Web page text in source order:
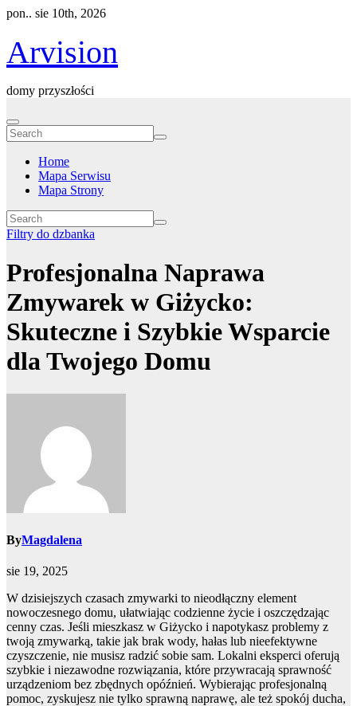
Skip
content
pon.. sie 10th, 2026
Arvision
domy przyszłości
Home
Mapa Serwisu
Mapa Strony
Filtry do dzbanka
Profesjonalna Naprawa
Zmywarek w Giżycko:
Skuteczne i Szybkie Wsparcie
dla Twojego Domu
ByMagdalena
sie 19, 2025
W dzisiejszych czasach zmywarki to nieodłączny element
nowoczesnego domu, ułatwiając codzienne życie i oszczędzając
cenny czas. Jeśli mieszkasz w Giżycko i napotykasz problemy z
twoją zmywarką, takie jak brak wody, hałas lub nieefektywne
czyszczenie, nie musisz radzić sobie sam. Lokalni eksperci oferują
szybkie i niezawodne rozwiązania, które przywracają sprawność
urządzeniom bez zbędnych opóźnień. Wybierając profesjonalną
pomoc, zyskujesz nie tylko sprawną naprawę, ale też spokój ducha,